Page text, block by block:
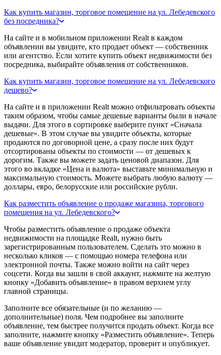
Как купить магазин, торговое помещение на ул. Лебедевского
без посредника?
На сайте и в мобильном приложении Realt в каждом
объявлении вы увидите, кто продает объект — собственник
или агентство. Если хотите купить объект недвижимости без
посредника, выбирайте объявления от собственников.
Как купить магазин, торговое помещение на ул. Лебедевского
дешево?
На сайте и в приложении Realt можно отфильтровать объекты
таким образом, чтобы самые дешевые варианты были в начале
выдачи. Для этого в сортировке выберите пункт «Сначала
дешевые». В этом случае вы увидите объекты, которые
продаются по договорной цене, а сразу после них будут
отсортированы объекты по стоимости — от дешевых к
дорогим. Также вы можете задать ценовой диапазон. Для
этого во вкладке «Цена и валюта» выставьте минимальную и
максимальную стоимость. Можете выбрать любую валюту —
доллары, евро, белорусские или российские рубли.
Как разместить объявление о продаже магазина, торгового
помещения на ул. Лебедевского?
Чтобы разместить объявление о продаже объекта
недвижимости на площадке Realt, нужно быть
зарегистрированным пользователем. Сделать это можно в
несколько кликов — с помощью номера телефона или
электронной почты. Также можно войти на сайт через
соцсети. Когда вы зашли в свой аккаунт, нажмите на желтую
кнопку «Добавить объявление» в правом верхнем углу
главной страницы.
Заполните все обязательные (и по желанию —
дополнительные) поля. Чем подробнее вы заполните
объявление, тем быстрее получится продать объект. Когда все
заполните, нажмите кнопку «Разместить объявление». Теперь
ваше объявление увидит модератор, проверит и опубликует.